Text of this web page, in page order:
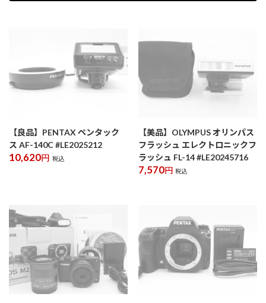
【良品】PENTAX ペンタック
ス AF-140C #LE2025212
10,620円 税込
【美品】OLYMPUS オリンパス
フラッシュ エレクトロニックフ
ラッシュ FL-14 #LE20245716
7,570円 税込